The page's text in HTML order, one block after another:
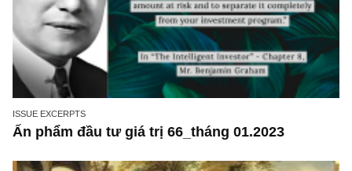
Jamie Dimon